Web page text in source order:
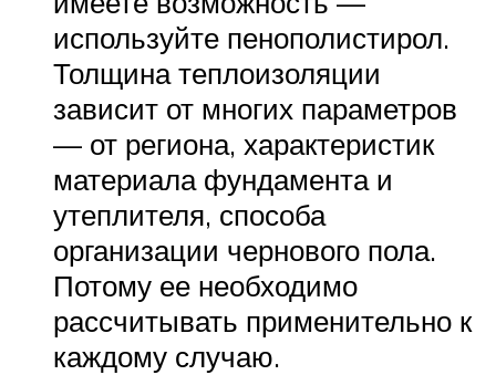
используйте пенополистирол.
Толщина теплоизоляции
зависит от многих параметров
— от региона, характеристик
материала фундамента и
утеплителя, способа
организации чернового пола.
Потому ее необходимо
рассчитывать применительно к
каждому случаю.